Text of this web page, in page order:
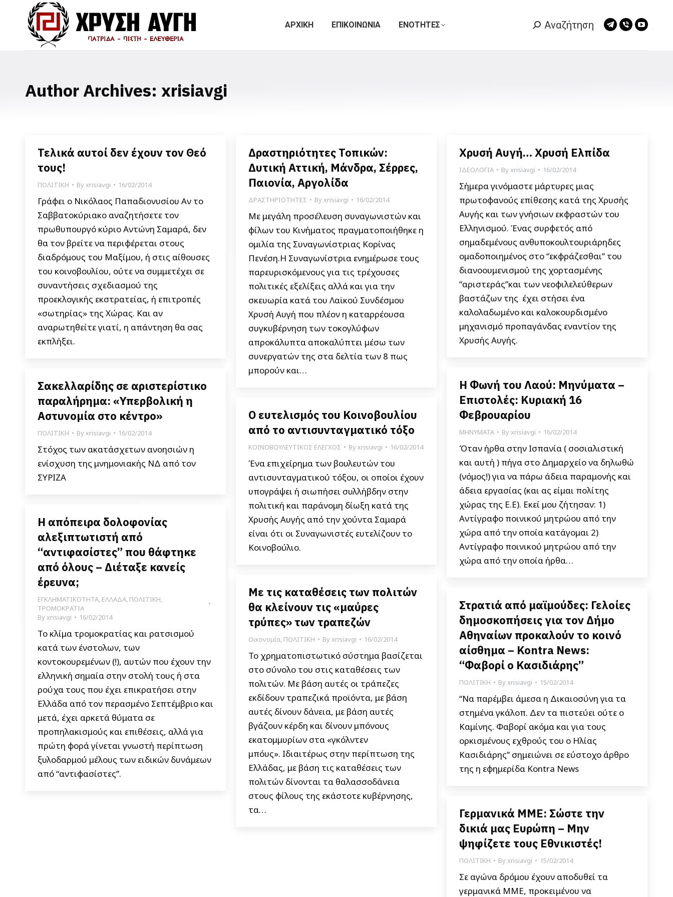
ΑΡΧΙΚΗ ΕΠΙΚΟΙΝΩΝΙΑ ΕΝΟΤΗΤΕΣ Search:
Αναζήτηση
Telegram
Viber
Author Archives: xrisiavgi
Τελικά αυτοί δεν έχουν τον Θεό
τους!
ΠΟΛΙΤΙΚΗ Byxrisiavgi 16/02/2014
Γράφει ο Νικόλαος Παπαδιονυσίου Αν το
Σαββατοκύριακο αναζητήσετε τον
πρωθυπουργό κύριο Αντώνη Σαμαρά, δεν
θα τον βρείτε να περιφέρεται στους
διαδρόμους του Μαξίμου, ή στις αίθουσες
του κοινοβουλίου, ούτε να συμμετέχει σε
συναντήσεις σχεδιασμού της
προεκλογικής εκστρατείας, ή επιτροπές
«σωτηρίας» της Χώρας. Και αν
αναρωτηθείτε γιατί, η απάντηση θα σας
εκπλήξει.
Δραστηριότητες Τοπικών:
Δυτική Αττική, Μάνδρα, Σέρρες,
Παιονία, Αργολίδα
ΔΡΑΣΤΗΡΙΟΤΗΤΕΣ Byxrisiavgi 16/02/2014
Με μεγάλη προσέλευση συναγωνιστών και
φίλων του Κινήματος πραγματοποιήθηκε η
ομιλία της Συναγωνίστριας Κορίνας
Πενέση.Η Συναγωνίστρια ενημέρωσε τους
παρευρισκόμενους για τις τρέχουσες
πολιτικές εξελίξεις αλλά και για την
σκευωρία κατά του Λαϊκού Συνδέσμου
Χρυσή Αυγή που πλέον η καταρρέουσα
συγκυβέρνηση των τοκογλύφων
απροκάλυπτα αποκαλύπτει μέσω των
συνεργατών της στα δελτία των 8 πως
μπορούν και…
Χρυσή Αυγή… Χρυσή Ελπίδα
ΙΔΕΟΛΟΓΙΑ Byxrisiavgi 16/02/2014
Σήμερα γινόμαστε μάρτυρες μιας
πρωτοφανούς επίθεσης κατά της Χρυσής
Αυγής και των γνήσιων εκφραστών του
Ελληνισμού. Ένας συρφετός από
σημαδεμένους ανθυποκουλτουριάρηδες
ομαδοποιημένος στο “εκφράζεσθαι” του
διανοουμενισμού της χορτασμένης
“αριστεράς”και των νεοφιλελεύθερων
βαστάζων της έχει στήσει ένα
καλολαδωμένο και καλοκουρδισμένο
μηχανισμό προπαγάνδας εναντίον της
Χρυσής Αυγής.
Η Φωνή του Λαού: Μηνύματα –
Επιστολές: Κυριακή 16
Φεβρουαρίου
ΜΗΝΥΜΑΤΑ Byxrisiavgi 16/02/2014
Όταν ήρθα στην Ισπανία ( σοσιαλιστική
και αυτή ) πήγα στο Δημαρχείο να δηλωθώ
(νόμος!) για να πάρω άδεια παραμονής και
άδεια εργασίας (και ας είμαι πολίτης
χώρας της E.E). Εκεί μου ζήτησαν: 1)
Αντίγραφο ποινικού μητρώου από την
χώρα από την οποία κατάγομαι 2)
Αντίγραφο ποινικού μητρώου από την
χώρα από την οποία ήρθα…
Σακελλαρίδης σε αριστερίστικο
παραλήρημα: «Υπερβολική η
Αστυνομία στο κέντρο»
ΠΟΛΙΤΙΚΗ Byxrisiavgi 16/02/2014
Στόχος των ακατάσχετων ανοησιών η
ενίσχυση της μνημονιακής ΝΔ από τον
ΣΥΡΙΖΑ
Ο ευτελισμός του Κοινοβουλίου
από το αντισυνταγματικό τόξο
ΚΟΙΝΟΒΟΥΛΕΥΤΙΚΟΣ ΕΛΕΓΧΟΣ Byxrisiavgi 16/02/2014
Ένα επιχείρημα των βουλευτών του
αντισυνταγματικού τόξου, οι οποίοι έχουν
υπογράψει ή σιωπήσει συλλήβδην στην
πολιτική και παράνομη δίωξη κατά της
Χρυσής Αυγής από την χούντα Σαμαρά
είναι ότι οι Συναγωνιστές ευτελίζουν το
Κοινοβούλιο.
Η απόπειρα δολοφονίας
αλεξιπτωτιστή από
“αντιφασίστες” που θάφτηκε
από όλους – Διέταξε κανείς
έρευνα;
ΕΓΚΛΗΜΑΤΙΚΟΤΗΤΑ, ΕΛΛΑΔΑ, ΠΟΛΙΤΙΚΗ,
ΤΡΟΜΟΚΡΑΤΙΑ
Byxrisiavgi 16/02/2014
Το κλίμα τρομοκρατίας και ρατσισμού
κατά των ένστολων, των
κοντοκουρεμένων (!), αυτών που έχουν την
ελληνική σημαία στην στολή τους ή στα
ρούχα τους που έχει επικρατήσει στην
Ελλάδα από τον περασμένο Σεπτέμβριο και
μετά, έχει αρκετά θύματα σε
προπηλακισμούς και επιθέσεις, αλλά για
πρώτη φορά γίνεται γνωστή περίπτωση
ξυλοδαρμού μέλους των ειδικών δυνάμεων
από “αντιφασίστες”.
Με τις καταθέσεις των πολιτών
θα κλείνουν τις «μαύρες
τρύπες» των τραπεζών
Οικονομία, ΠΟΛΙΤΙΚΗ Byxrisiavgi 16/02/2014
Το χρηματοπιστωτικό σύστημα βασίζεται
στο σύνολο του στις καταθέσεις των
πολιτών. Με βάση αυτές οι τράπεζες
εκδίδουν τραπεζικά προϊόντα, με βάση
αυτές δίνουν δάνεια, με βάση αυτές
βγάζουν κέρδη και δίνουν μπόνους
εκατομμυρίων στα «γκόλντεν
μπόυς». Ιδιαιτέρως στην περίπτωση της
Ελλάδας, με βάση τις καταθέσεις των
πολιτών δίνονται τα θαλασσοδάνεια
στους φίλους της εκάστοτε κυβέρνησης,
τα…
Στρατιά από μαϊμούδες: Γελοίες
δημοσκοπήσεις για τον Δήμο
Αθηναίων προκαλούν το κοινό
αίσθημα – Kontra News:
“Φαβορί ο Κασιδιάρης”
ΠΟΛΙΤΙΚΗ Byxrisiavgi 15/02/2014
“Να παρέμβει άμεσα η Δικαιοσύνη για τα
στημένα γκάλοπ. Δεν τα πιστεύει ούτε ο
Καμίνης. Φαβορί ακόμα και για τους
ορκισμένους εχθρούς του ο Ηλίας
Κασιδιάρης” σημειώνει σε εύστοχο άρθρο
της η εφημερίδα Kontra News
Γερμανικά ΜΜΕ: Σώστε την
δικιά μας Ευρώπη – Μην
ψηφίζετε τους Εθνικιστές!
ΠΟΛΙΤΙΚΗ Byxrisiavgi 15/02/2014
Σε αγώνα δρόμου έχουν αποδυθεί τα
γερμανικά ΜΜΕ, προκειμένου να